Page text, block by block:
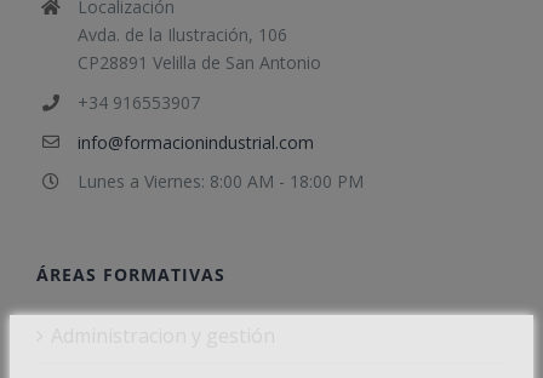
Localización
Avda. de la Ilustración, 106
CP28891 Velilla de San Antonio
+34 916553907
info@formacionindustrial.com
Lunes a Viernes: 8:00 AM - 18:00 PM
ÁREAS FORMATIVAS